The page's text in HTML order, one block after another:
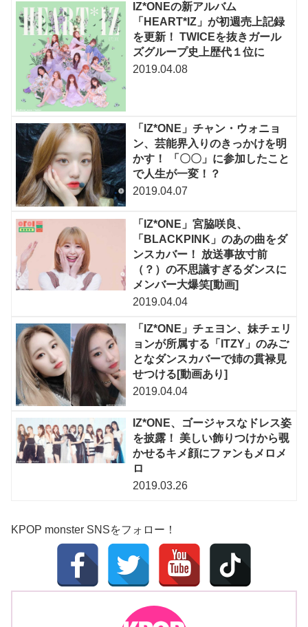
IZ*ONEの新アルバム
「HEART*IZ」が初週売上記録
を更新！ TWICEを抜きガール
ズグループ史上歴代１位に
2019.04.08
「IZ*ONE」チャン・ウォニョ
ン、芸能界入りのきっかけを明
かす！ 「〇〇」に参加したこと
で人生が一変！？
2019.04.07
「IZ*ONE」宮脇咲良、
「BLACKPINK」のあの曲をダ
ンスカバー！ 放送事故寸前
（？）の不思議すぎるダンスに
メンバー大爆笑[動画]
2019.04.04
「IZ*ONE」チェヨン、妹チェリ
ョンが所属する「ITZY」のみご
となダンスカバーで姉の貫禄見
せつける[動画あり]
2019.04.04
IZ*ONE、ゴージャスなドレス姿
を披露！ 美しい飾りつけから覗
かせるキメ顔にファンもメロメ
ロ
2019.03.26
KPOP monster SNSをフォロー！